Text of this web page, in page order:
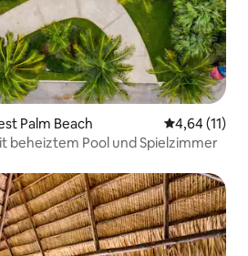
Palm Beach
4,64 (11)
beheiztem Pool und Spielzimmer